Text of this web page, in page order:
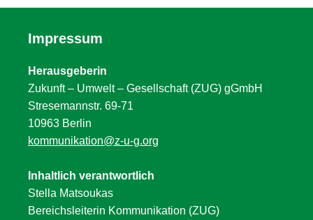
Impressum
Herausgeberin
Zukunft – Umwelt – Gesellschaft (ZUG) gGmbH
Stresemannstr. 69-71
10963 Berlin
kommunikation@z-u-g.org
Inhaltlich verantwortlich
Stella Matsoukas
Bereichsleiterin Kommunikation (ZUG)